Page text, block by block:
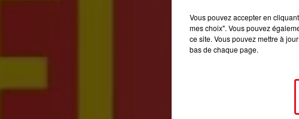
Organisé par
Vous pouvez accepter en
mes choix". Vous pouvez
ce site. Vous pouvez mettre à
bas de chaque page.